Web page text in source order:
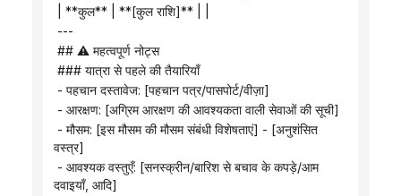
| **कुल** | **[कुल राशि]** | |
---
## ⚠️ महत्वपूर्ण नोट्स
### यात्रा से पहले की तैयारियाँ
- पहचान दस्तावेज: [पहचान पत्र/पासपोर्ट/वीज़ा]
- आरक्षण: [अग्रिम आरक्षण की आवश्यकता वाली सेवाओं की सूची]
वस्त्र]
दवाइयाँ, आदि]